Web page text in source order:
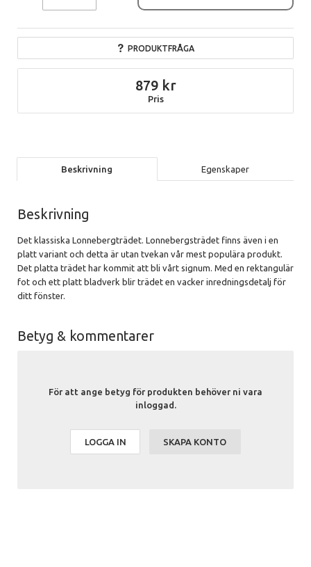
Pris
879
PRODUKTFRÅGA
Beskrivning Egenskaper
Beskrivning
Det klassiska Lonnebergträdet. Lonnebergsträdet finns även i en
platt variant och detta är utan tvekan vår mest populära produkt.
Det platta trädet har kommit att bli vårt signum. Med en rektangulär
fot och ett platt bladverk blir trädet en vacker inredningsdetalj för
ditt fönster.
Betyg & kommentarer
För att ange betyg för produkten behöver ni vara
inloggad.
LOGGA IN SKAPA KONTO